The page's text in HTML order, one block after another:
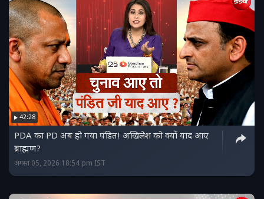
42:28
PDA का PD अब हो गया पंडित! अखिलेश को क्यों याद आए
ब्राह्मण?
अगस्त 05, 2026 18:54 pm IST